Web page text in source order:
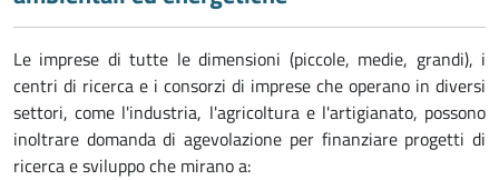
Le imprese di tutte le dimensioni (piccole, medie, grandi), i
centri di ricerca e i consorzi di imprese che operano in diversi
settori, come l'industria, l'agricoltura e l'artigianato, possono
inoltrare domanda di agevolazione per finanziare progetti di
ricerca e sviluppo che mirano a: